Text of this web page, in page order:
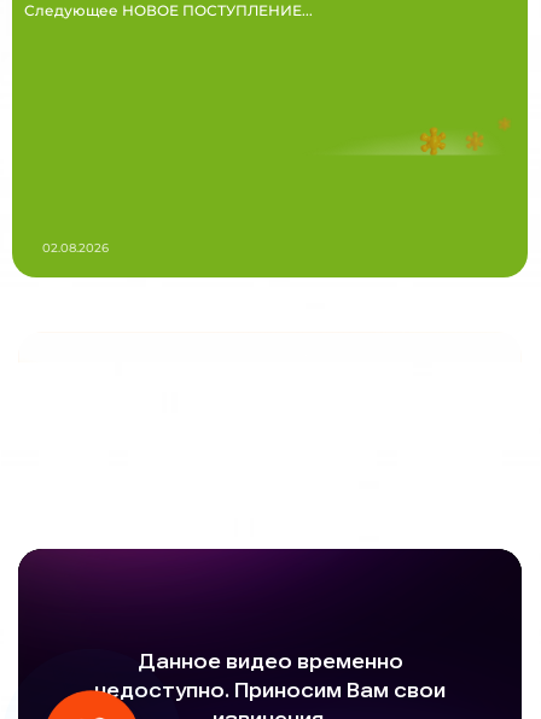
Следующее НОВОЕ ПОСТУПЛЕНИЕ...
02.08.2026